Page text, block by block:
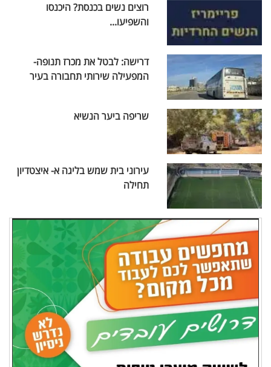
רוצים נשים בכנסת? היכנסו
והשפיעו...
דרישה: לבטל את מכרז תנופה-
המפעילה שירותי תחבורה בעיר
שריפה ביער הנשיא
עירוני בית שמש בליגה א- איצטדיון
תחילה